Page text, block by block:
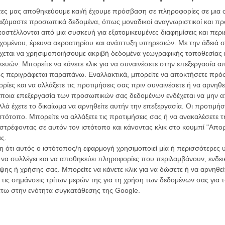
μας αποθηκεύουμε και/ή έχουμε πρόσβαση σε πληροφορίες σε
προσωπικά δεδομένα, όπως μοναδικοί αναγνωριστικοί και
από μια συσκευή για εξατομικευμένες διαφημίσεις και
έρευνα ακροατηρίου και ανάπτυξη υπηρεσιών. Με την άδειά
να χρησιμοποιήσουμε ακριβή δεδομένα γεωγραφικής τοποθεσίας
Μπορείτε να κάνετε κλικ για να συναινέσετε στην επεξεργασία
περιγράφεται παραπάνω. Εναλλακτικά, μπορείτε να αποκτήσετε
και να αλλάξετε τις προτιμήσεις σας πριν συναινέσετε ή να
επεξεργασία των προσωπικών σας δεδομένων ενδέχεται να μην
έχετε το δικαίωμα να αρνηθείτε αυτήν την επεξεργασία. Οι
Μπορείτε να αλλάξετε τις προτιμήσεις σας ή να ανακαλέσετε
σε αυτόν τον ιστότοπο και κάνοντας κλικ στο κουμπί
αυτός ο ιστότοπος/η εφαρμογή χρησιμοποιεί μία ή περισσότερες
συλλέγει και να αποθηκεύει πληροφορίες που περιλαμβάνουν,
ή χρήσης σας. Μπορείτε να κάνετε κλικ για να δώσετε ή να
σημάνσεις τρίτων μερών της για τη χρήση των δεδομένων σας
στην ενότητα συγκατάθεσης της Google.
αστυνομία, οι άντρες της κοινότητας θα μεταφερθούν
«για τη δική τους ασφάλεια». Μέσα σ' αυτό το
καταπίεσης, θα συνεδριάσουν, παρουσία του
και θ' αποφασίσουν το επόμενο βήμα τους: να
να φύγουν.
Ταινίας και Διασκευασμένου Σεναρίου (από το
Τέιβς που, με τη σειρά της, πήρε αφορμή από
κοινότητα στη Βολιβία), η Σάρα Πόλεϊ απεκδύει
φτάνοντας στον πυρήνα του. Γυναίκες που δεν
στην αυτοδιάθεση, στην ίδια τη μόρφωση, στη
ανδρικό ζυγό, ή θα προτιμήσουν τον Γολγοθά τής
ηρωίδες της σε μια «φάτνη», σ' ένα στάβλο και
ανατριχιαστικά φλας μπακ στον πραγματικό,
φυσικά χρώματα της μέρας και της νύχτας,
ένα φόρεμα, μια κορδέλα στα μαλλιά, τα
μουσική τής Χίλντουρ Γκουντναντότιρ, φτιάχνει ένα
υπογράψει ο Λαρς φον Τρίερ, για να μην πούμε ο
αγνό, το πρωτόγονο ή αρχέγονο, την αλήθεια «όπως
Οι
Μπέλα Ταρ
Μια Θέση
A Place
Οδύσσεια
The
Ψηλά